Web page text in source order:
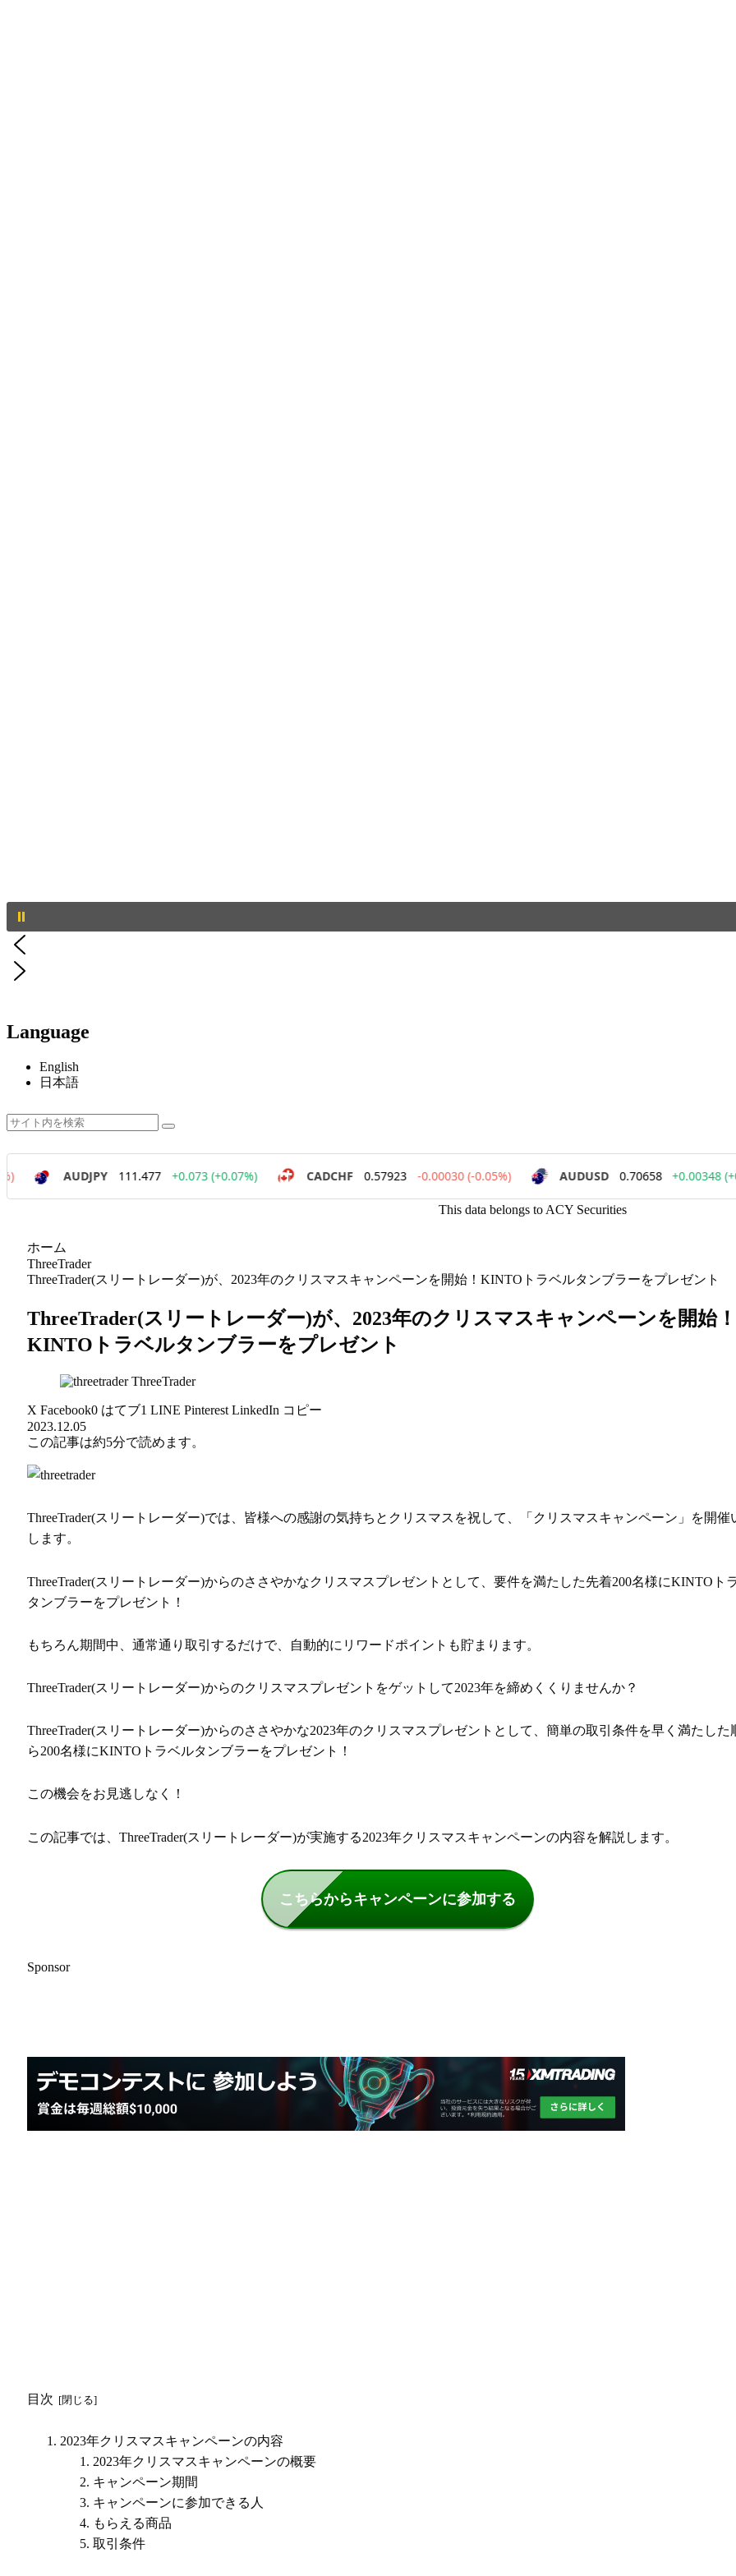
Language
English
日本語
This data belongs to ACY Securities
ホーム
ThreeTrader
ThreeTrader(スリートレーダー)が、2023年のクリスマスキャンペーンを開始！KINTOトラベルタンブラーをプレゼント
ThreeTrader(スリートレーダー)が、2023年のクリスマスキャンペーンを開始！
KINTOトラベルタンブラーをプレゼント
ThreeTrader
X Facebook0 はてブ1 LINE Pinterest LinkedIn コピー
2023.12.05
この記事は約5分で読めます。
ThreeTrader(スリートレーダー)では、皆様への感謝の気持ちとクリスマスを祝して、「クリスマスキャンペーン」を開催
します。
ThreeTrader(スリートレーダー)からのささやかなクリスマスプレゼントとして、要件を満たした先着200名様にKINTOト
タンブラーをプレゼント！
もちろん期間中、通常通り取引するだけで、自動的にリワードポイントも貯まります。
ThreeTrader(スリートレーダー)からのクリスマスプレゼントをゲットして2023年を締めくくりませんか？
ThreeTrader(スリートレーダー)からのささやかな2023年のクリスマスプレゼントとして、簡単の取引条件を早く満たした
ら200名様にKINTOトラベルタンブラーをプレゼント！
この機会をお見逃しなく！
この記事では、ThreeTrader(スリートレーダー)が実施する2023年クリスマスキャンペーンの内容を解説します。
こちらからキャンペーンに参加する
Sponsor
目次
2023年クリスマスキャンペーンの内容
2023年クリスマスキャンペーンの概要
キャンペーン期間
キャンペーンに参加できる人
もらえる商品
取引条件